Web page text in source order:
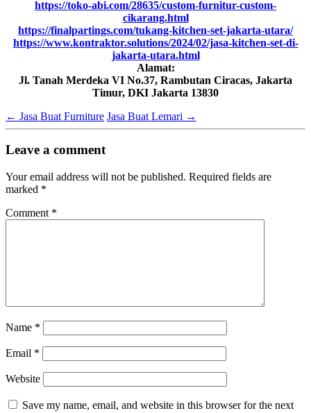
https://toko-abi.com/28635/custom-furnitur-custom-
cikarang.html
https://finalpartings.com/tukang-kitchen-set-jakarta-utara/
https://www.kontraktor.solutions/2024/02/jasa-kitchen-set-di-
jakarta-utara.html
Alamat:
Jl. Tanah Merdeka VI No.37, Rambutan Ciracas, Jakarta
Timur, DKI Jakarta 13830
← Jasa Buat Furniture Jasa Buat Lemari →
Leave a comment
Your email address will not be published. Required fields are
marked *
Comment *
Name *
Email *
Website
Save my name, email, and website in this browser for the next